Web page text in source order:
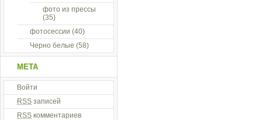
фото из прессы
(35)
фотосессии (40)
Черно белые (58)
МЕТА
Войти
RSS записей
RSS комментариев